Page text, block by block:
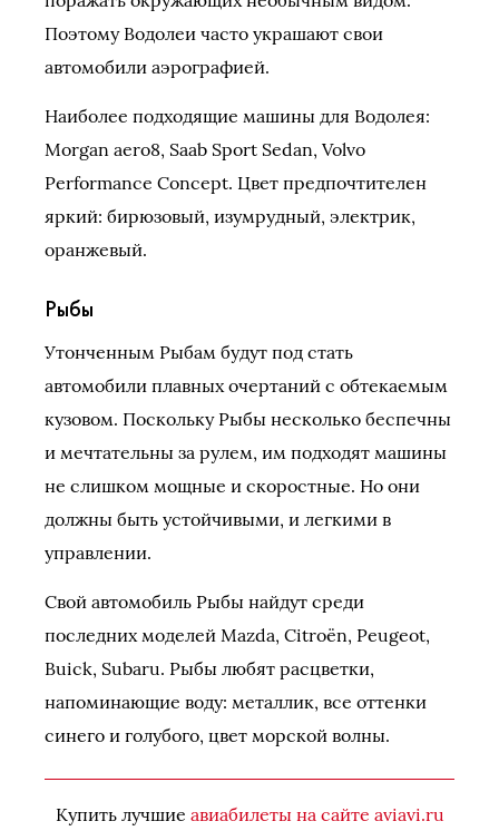
Поэтому Водолеи часто украшают свои
автомобили аэрографией.
Наиболее подходящие машины для Водолея:
Morgan aero8, Saab Sport Sedan, Volvo
Performance Concept. Цвет предпочтителен
яркий: бирюзовый, изумрудный, электрик,
оранжевый.
Рыбы
Утонченным Рыбам будут под стать
автомобили плавных очертаний с обтекаемым
кузовом. Поскольку Рыбы несколько беспечны
и мечтательны за рулем, им подходят машины
не слишком мощные и скоростные. Но они
должны быть устойчивыми, и легкими в
управлении.
Свой автомобиль Рыбы найдут среди
последних моделей Mazda, Citroën, Peugeot,
Buick, Subaru. Рыбы любят расцветки,
напоминающие воду: металлик, все оттенки
синего и голубого, цвет морской волны.
Купить лучшие авиабилеты на сайте aviavi.ru